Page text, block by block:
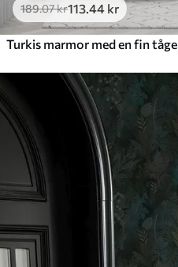
189.07kr113.44 kr
Turkis marmor med en fin tåge